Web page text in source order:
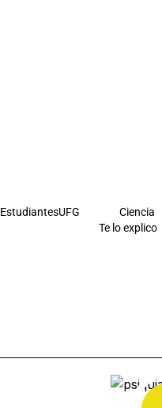
EstudiantesUFG Ciencia
Te lo explico